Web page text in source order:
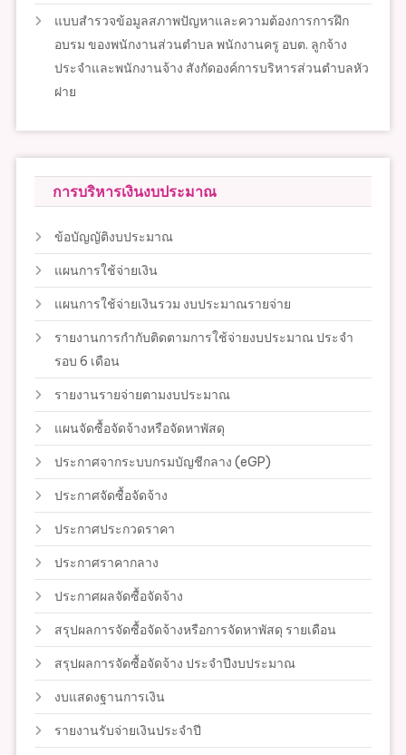
แบบสำรวจข้อมูลสภาพปัญหาและความต้องการการฝึก
อบรม ของพนักงานส่วนตำบล พนักงานครู อบต. ลูกจ้าง
ประจำและพนักงานจ้าง สังกัดองค์การบริหารส่วนตำบลหัว
ฝาย
การบริหารเงินงบประมาณ
ข้อบัญญัติงบประมาณ
แผนการใช้จ่ายเงิน
แผนการใช้จ่ายเงินรวม งบประมาณรายจ่าย
รายงานการกำกับติดตามการใช้จ่ายงบประมาณ ประจำ
รอบ 6 เดือน
รายงานรายจ่ายตามงบประมาณ
แผนจัดซื้อจัดจ้างหรือจัดหาพัสดุ
ประกาศจากระบบกรมบัญชีกลาง (eGP)
ประกาศจัดซื้อจัดจ้าง
ประกาศประกวดราคา
ประกาศราคากลาง
ประกาศผลจัดซื้อจัดจ้าง
สรุปผลการจัดซื้อจัดจ้างหรือการจัดหาพัสดุ รายเดือน
สรุปผลการจัดซื้อจัดจ้าง ประจำปีงบประมาณ
งบแสดงฐานการเงิน
รายงานรับจ่ายเงินประจำปี